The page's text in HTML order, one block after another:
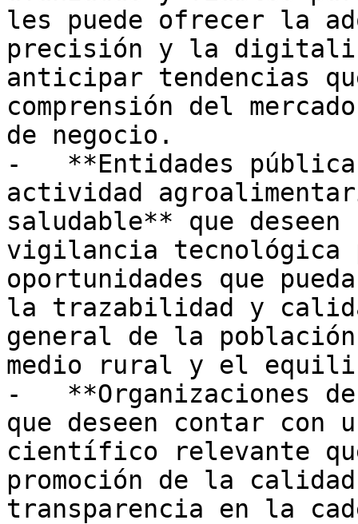
les puede ofrecer la
precisión y la
anticipar tendencias
comprensión del
de negocio.
-   **Entidades
actividad
saludable** que
vigilancia tecnológica
oportunidades que
la trazabilidad y
general de la
medio rural y el
-   **Organizaciones
que deseen contar con
científico relevante
promoción de la
transparencia en la